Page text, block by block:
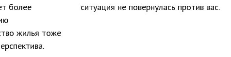
более
жилья тоже
ситуация не повернулась против вас.